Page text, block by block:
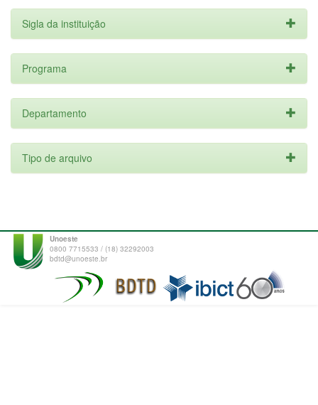
Sigla da instituição
Programa
Departamento
Tipo de arquivo
Unoeste
0800 7715533 / (18) 32292003
bdtd@unoeste.br